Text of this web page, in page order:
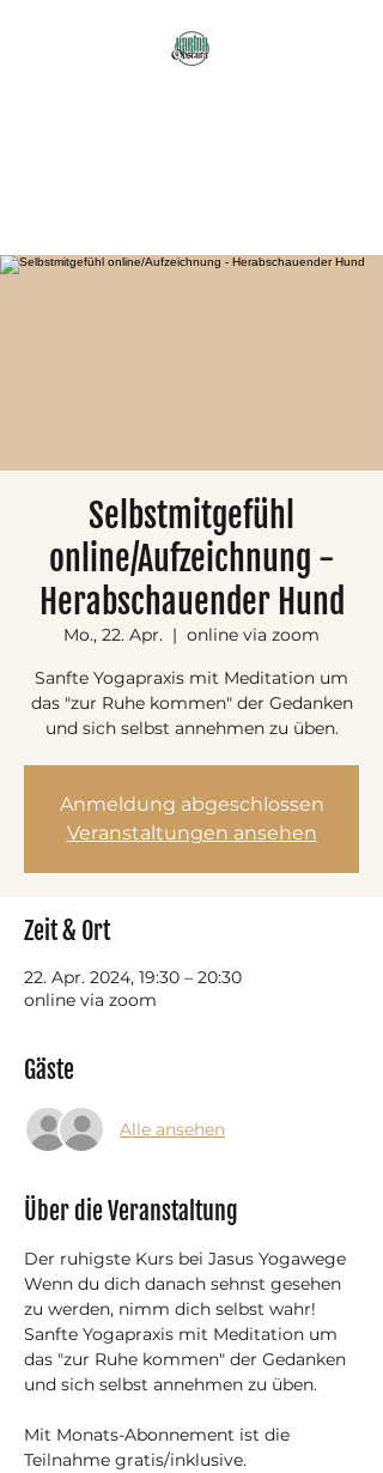
Selbstmitgefühl
online/Aufzeichnung -
Herabschauender Hund
Mo., 22. Apr.
  |
online via zoom
Sanfte Yogapraxis mit Meditation um
das "zur Ruhe kommen" der Gedanken
und sich selbst annehmen zu üben.
Anmeldung abgeschlossen
Veranstaltungen ansehen
Zeit & Ort
22. Apr. 2024, 19:30 – 20:30
online via zoom
Gäste
Alle ansehen
Über die Veranstaltung
Der ruhigste Kurs bei Jasus Yogawege
​Wenn du dich danach sehnst gesehen
zu werden, nimm dich selbst wahr!
Sanfte Yogapraxis mit Meditation um
das "zur Ruhe kommen" der Gedanken
und sich selbst annehmen zu üben.
Mit Monats-Abonnement ist die
Teilnahme gratis/inklusive.